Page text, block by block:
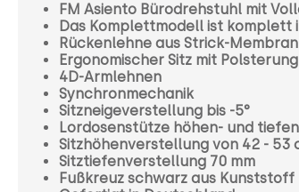
FM Asiento Bürodrehstuhl mit
Das Komplettmodell ist komplett
Rückenlehne aus Strick-
Ergonomischer Sitz mit Polsterung
4D-Armlehnen
Synchronmechanik
Sitzneigeverstellung bis -5°
Lordosenstütze höhen- und
Sitzhöhenverstellung von 42 - 53
Sitztiefenverstellung 70 mm
Fußkreuz schwarz aus Kunststoff